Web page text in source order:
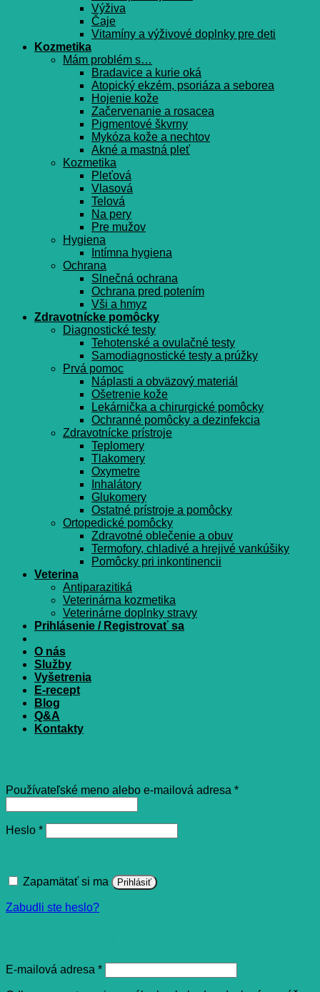
Výživa
Čaje
Vitamíny a výživové doplnky pre deti
Kozmetika
Mám problém s…
Bradavice a kurie oká
Atopický ekzém, psoriáza a seborea
Hojenie kože
Začervenanie a rosacea
Pigmentové škvrny
Mykóza kože a nechtov
Akné a mastná pleť
Kozmetika
Pleťová
Vlasová
Telová
Na pery
Pre mužov
Hygiena
Intímna hygiena
Ochrana
Slnečná ochrana
Ochrana pred potením
Vši a hmyz
Zdravotnícke pomôcky
Diagnostické testy
Tehotenské a ovulačné testy
Samodiagnostické testy a prúžky
Prvá pomoc
Náplasti a obväzový materiál
Ošetrenie kože
Lekárnička a chirurgické pomôcky
Ochranné pomôcky a dezinfekcia
Zdravotnícke prístroje
Teplomery
Tlakomery
Oxymetre
Inhalátory
Glukomery
Ostatné prístroje a pomôcky
Ortopedické pomôcky
Zdravotné oblečenie a obuv
Termofory, chladivé a hrejivé vankúšiky
Pomôcky pri inkontinencii
Veterina
Antiparazitiká
Veterinárna kozmetika
Veterinárne doplnky stravy
Prihlásenie / Registrovať sa
O nás
Služby
Vyšetrenia
E-recept
Blog
Q&A
Kontakty
Používateľské meno alebo e-mailová adresa *Povinné
Heslo *Povinné
Zapamätať si ma Prihlásiť
Zabudli ste heslo?
E-mailová adresa *Povinné